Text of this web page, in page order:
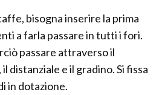
bisogna inserire la prima
a farla passare in tutti i fori.
passare attraverso il
distanziale e il gradino. Si fissa
in dotazione.